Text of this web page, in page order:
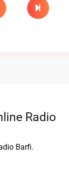
Radio
Barfi.